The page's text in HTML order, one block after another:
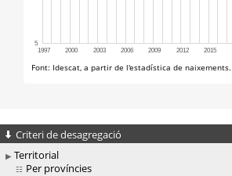
Criteri de desagregació
Territorial
Per províncies